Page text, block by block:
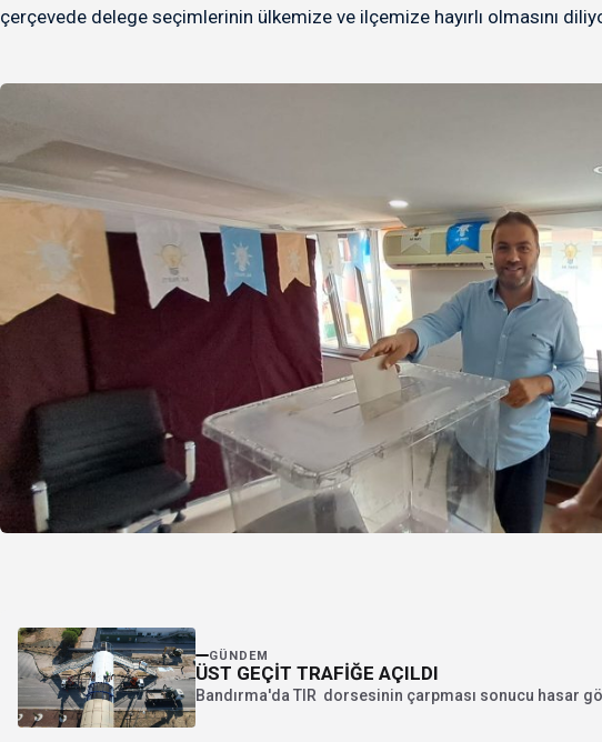
çerçevede delege seçimlerinin ülkemize ve ilçemize hayırlı olmasını
GÜNDEM
ÜST GEÇİT TRAFİĞE AÇILDI
Bandırma'da TIR dorsesinin çarpması sonucu hasar